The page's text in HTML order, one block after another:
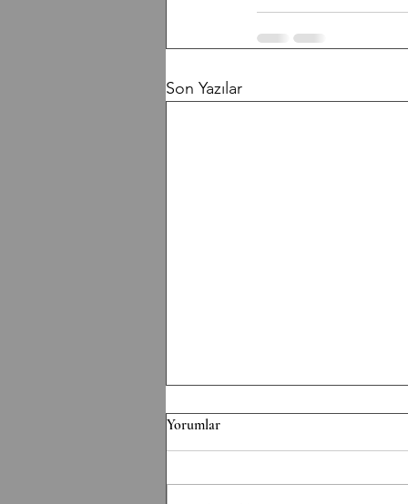
Son Yazılar
F/070826 Workout
Conditioning EMOM 36' Minute
Yorumlar